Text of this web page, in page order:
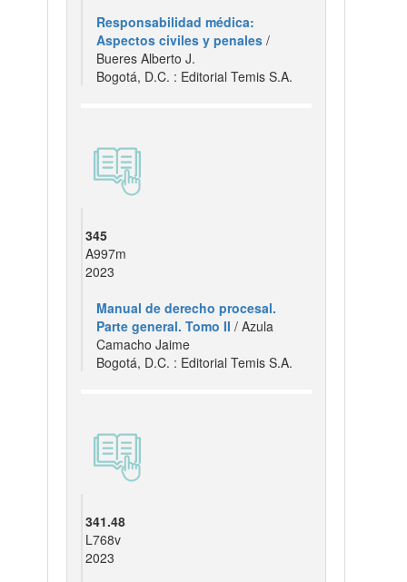
Responsabilidad médica:
Aspectos civiles y penales /
Bueres Alberto J.
Bogotá, D.C. : Editorial Temis S.A.
345
A997m
2023
Manual de derecho procesal.
Parte general. Tomo II / Azula
Camacho Jaime
Bogotá, D.C. : Editorial Temis S.A.
341.48
L768v
2023